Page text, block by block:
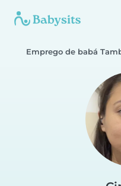
Emprego de babá